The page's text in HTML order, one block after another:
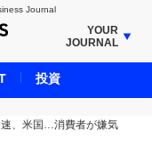
Journal
YOUR
JOURNAL
速、米国…消費者が嫌気
投資